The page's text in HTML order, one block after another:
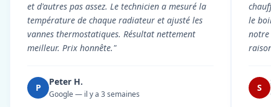
et d'autres pas assez. Le technicien a mesuré la
température de chaque radiateur et ajusté les
vannes thermostatiques. Résultat nettement
meilleur. Prix honnête."
P
Peter H.
Google — il y a 3 semaines
le
notre
S